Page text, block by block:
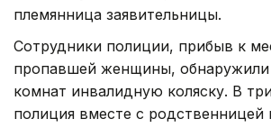
племянница заявительницы.
Сотрудники полиции, прибыв к
пропавшей женщины, обнаружили
комнат инвалидную коляску. В
полиция вместе с родственницей